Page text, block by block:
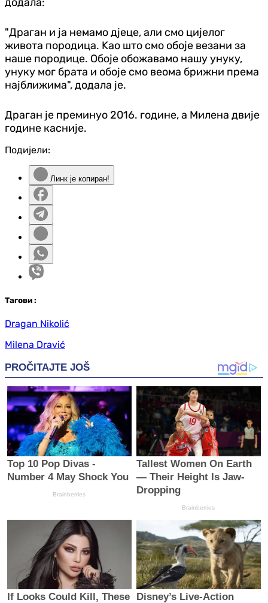
"Драган и ја немамо дјеце, али смо цијелог
живота породица. Kао што смо обоје везани за
наше породице. Обоје обожавамо нашу унуку,
унуку мог брата и обоје смо веома брижни према
најближима", додала је.
Драган је преминуо 2016. године, а Милена двије
године касније.
Подијели:
Линк је копиран!
Тагови :
Dragan Nikolić
Milena Dravić